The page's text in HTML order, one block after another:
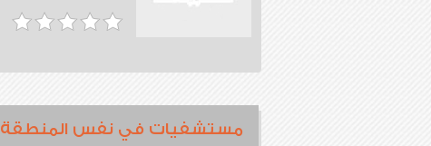
مستشفيات في نفس المنطقة